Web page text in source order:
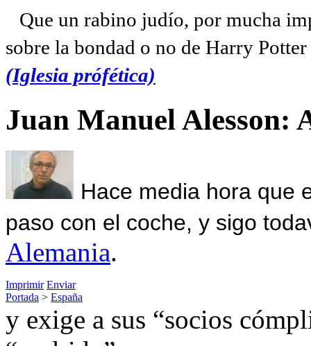
Que un rabino judío, por mucha
sobre la bondad o no de Harry
(Iglesia prófética)
Juan Manuel Alesson:
Hace media hora que
paso con el coche, y sigo
Alemania.
Imprimir Enviar
Portada > España
y exige a sus “socios